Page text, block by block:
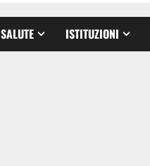
SALUTE ISTITUZIONI